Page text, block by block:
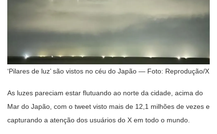
‘Pilares de luz’ são vistos no céu do Japão — Foto: Reprodução/X
As luzes pareciam estar flutuando ao norte da cidade, acima do
Mar do Japão, com o tweet visto mais de 12,1 milhões de vezes e
capturando a atenção dos usuários do X em todo o mundo.